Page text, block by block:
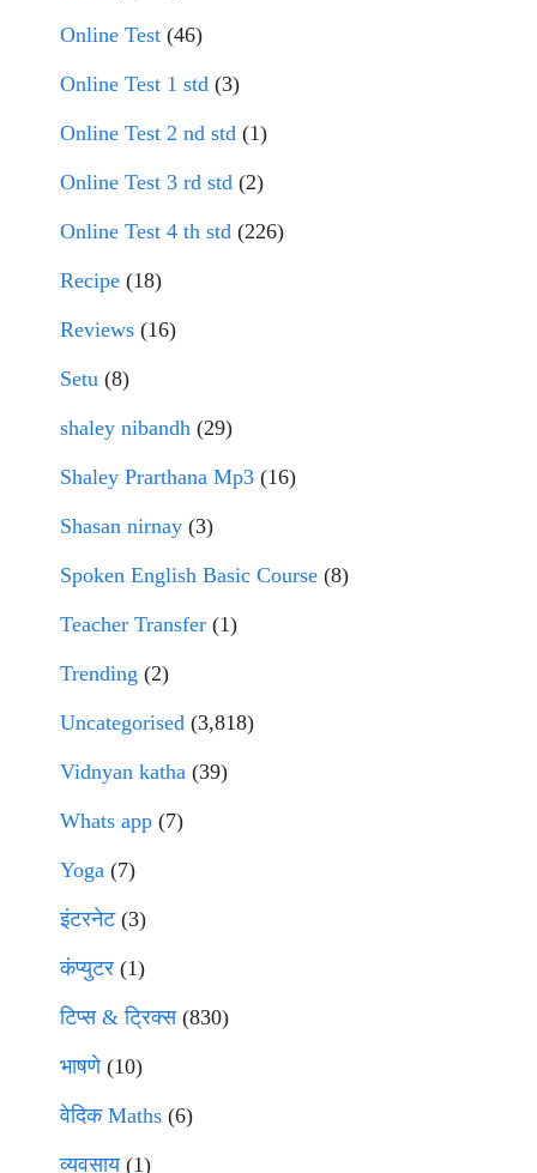
Online Test (46)
Online Test 1 std (3)
Online Test 2 nd std (1)
Online Test 3 rd std (2)
Online Test 4 th std (226)
Recipe (18)
Reviews (16)
Setu (8)
shaley nibandh (29)
Shaley Prarthana Mp3 (16)
Shasan nirnay (3)
Spoken English Basic Course (8)
Teacher Transfer (1)
Trending (2)
Uncategorised (3,818)
Vidnyan katha (39)
Whats app (7)
Yoga (7)
इंटरनेट(3)
कंप्युटर (1)
टिप्स & ट्रिक्स(830)
भाषणे(10)
वेदिक Maths (6)
व्यवसाय(1)